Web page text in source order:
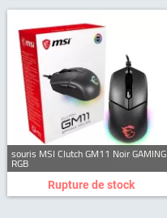
souris MSI Clutch GM11 Noir GAMING
RGB
Rupture de stock